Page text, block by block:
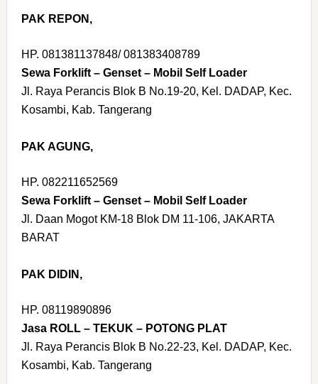
PAK REPON,
HP. 081381137848/ 081383408789
Sewa Forklift – Genset – Mobil Self Loader
Jl. Raya Perancis Blok B No.19-20, Kel. DADAP, Kec.
Kosambi, Kab. Tangerang
PAK AGUNG,
HP. 082211652569
Sewa Forklift – Genset – Mobil Self Loader
Jl. Daan Mogot KM-18 Blok DM 11-106, JAKARTA
BARAT
PAK DIDIN,
HP. 08119890896
Jasa ROLL – TEKUK – POTONG PLAT
Jl. Raya Perancis Blok B No.22-23, Kel. DADAP, Kec.
Kosambi, Kab. Tangerang